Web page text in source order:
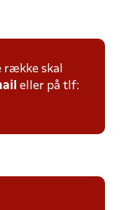
række skal
eller på tlf: